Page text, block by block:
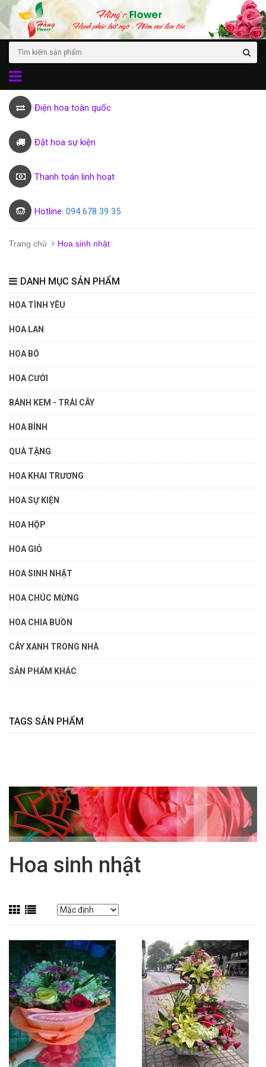
Điện hoa toàn quốc
Đặt hoa sự kiện
Thanh toán linh hoạt
Hotline: 094 678 39 35
Trang chủ Hoa sinh nhật
DANH MỤC SẢN PHẨM
HOA TÌNH YÊU
HOA LAN
HOA BÓ
HOA CƯỚI
BÁNH KEM - TRÁI CÂY
HOA BÌNH
QUÀ TẶNG
HOA KHAI TRƯƠNG
HOA SỰ KIỆN
HOA HỘP
HOA GIỎ
HOA SINH NHẬT
HOA CHÚC MỪNG
HOA CHIA BUỒN
CÂY XANH TRONG NHÀ
SẢN PHẨM KHÁC
TAGS SẢN PHẨM
Hoa sinh nhật